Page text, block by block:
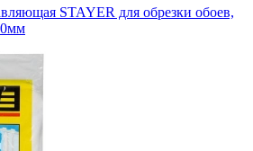
STAYER для обрезки обоев,